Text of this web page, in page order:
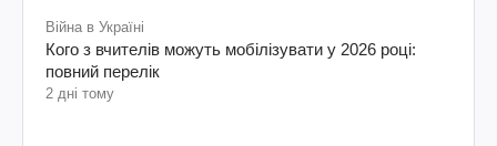
Війна в Україні
Кого з вчителів можуть мобілізувати у 2026 році:
повний перелік
2 дні тому